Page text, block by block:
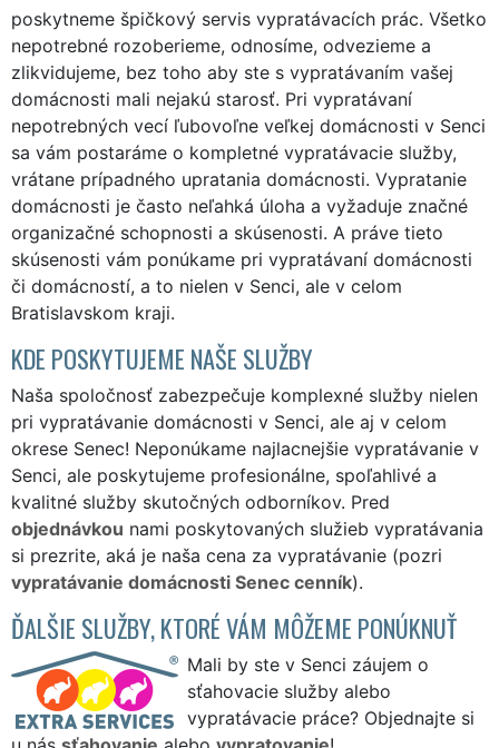
poskytneme špičkový servis vypratávacích prác. Všetko
nepotrebné rozoberieme, odnosíme, odvezieme a
zlikvidujeme, bez toho aby ste s vypratávaním vašej
domácnosti mali nejakú starosť. Pri vypratávaní
nepotrebných vecí ľubovoľne veľkej domácnosti v Senci
sa vám postaráme o kompletné vypratávacie služby,
vrátane prípadného upratania domácnosti. Vypratanie
domácnosti je často neľahká úloha a vyžaduje značné
organizačné schopnosti a skúsenosti. A práve tieto
skúsenosti vám ponúkame pri vypratávaní domácnosti
či domácností, a to nielen v Senci, ale v celom
Bratislavskom kraji.
KDE POSKYTUJEME NAŠE SLUŽBY
Naša spoločnosť zabezpečuje komplexné služby nielen
pri vypratávanie domácnosti v Senci, ale aj v celom
okrese Senec! Neponúkame najlacnejšie vypratávanie v
Senci, ale poskytujeme profesionálne, spoľahlivé a
kvalitné služby skutočných odborníkov. Pred
objednávkou nami poskytovaných služieb vypratávania
si prezrite, aká je naša cena za vypratávanie (pozri
vypratávanie domácnosti Senec cenník).
ĎALŠIE SLUŽBY, KTORÉ VÁM MÔŽEME PONÚKNUŤ
Mali by ste v Senci záujem o
sťahovacie služby alebo
vypratávacie práce? Objednajte si